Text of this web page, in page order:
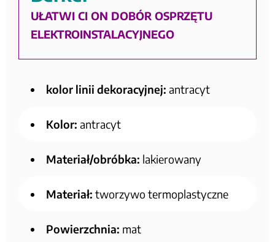
UŁATWI CI ON DOBÓR OSPRZĘTU
ELEKTROINSTALACYJNEGO
kolor linii dekoracyjnej: antracyt
Kolor: antracyt
Materiał/obróbka: lakierowany
Materiał: tworzywo termoplastyczne
Powierzchnia: mat